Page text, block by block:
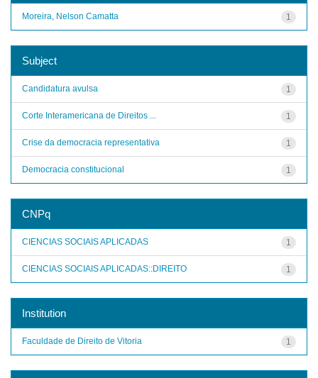
1
Moreira, Nelson Camatta
Subject
1
Candidatura avulsa
1
Corte Interamericana de Direitos ...
1
Crise da democracia representativa
1
Democracia constitucional
CNPq
1
CIENCIAS SOCIAIS APLICADAS
1
CIENCIAS SOCIAIS APLICADAS::DIREITO
Institution
1
Faculdade de Direito de Vitoria